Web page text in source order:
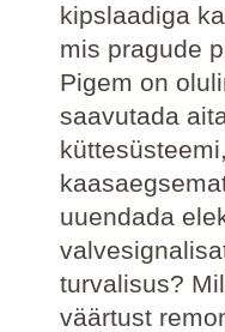
kipslaadiga
mis pragude
Pigem on
saavutada
uuendada
turvalisus?
väärtust